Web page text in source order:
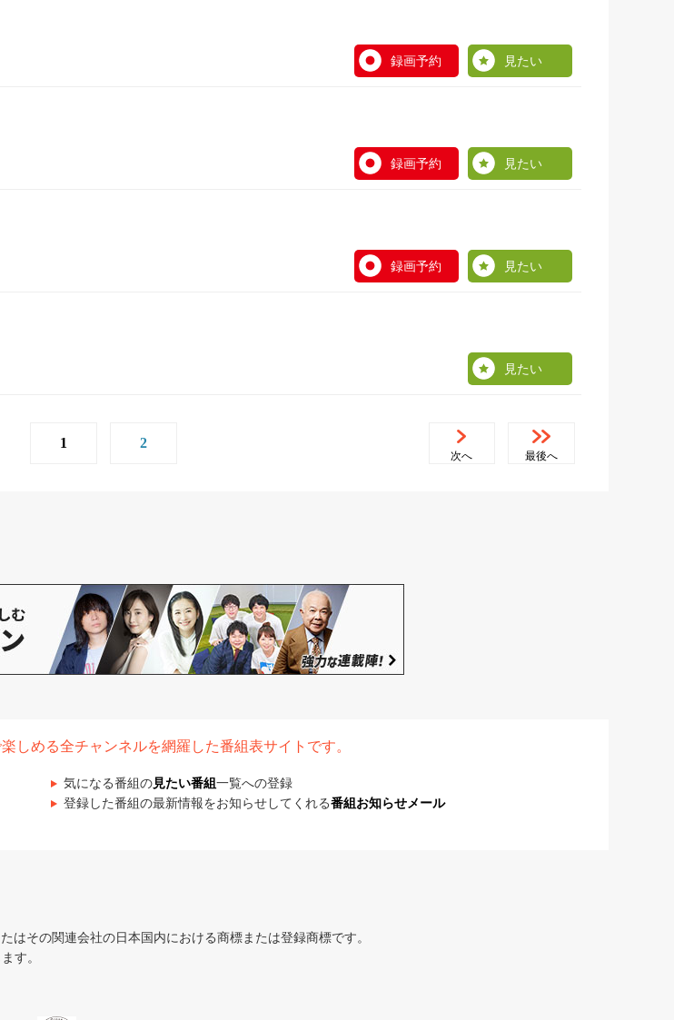
録画予約 見たい
録画予約 見たい
録画予約 見たい
見たい
1 2
次へ 最後へ
しめる全チャンネルを網羅した番組表サイトです。
気になる番組の見たい番組 一覧への登録
登録した番組の最新情報をお知らせしてくれる番組お知らせメール
はその関連会社の日本国内における商標または登録商標です。
す。